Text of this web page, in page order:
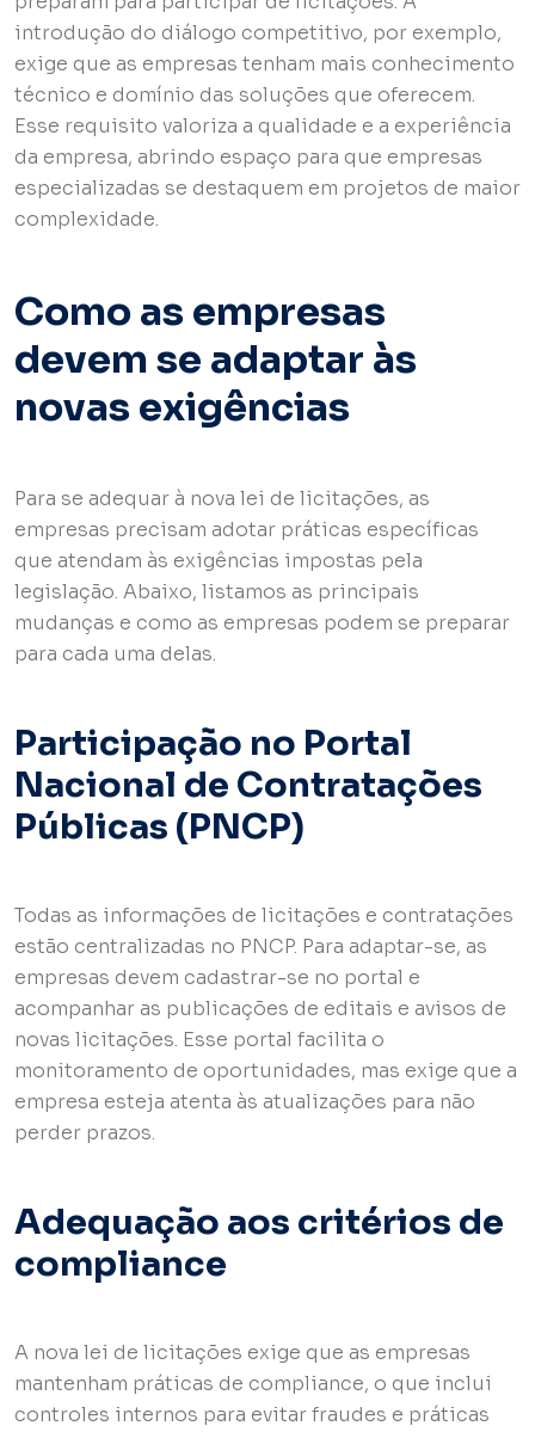
introdução do diálogo competitivo, por exemplo,
exige que as empresas tenham mais conhecimento
técnico e domínio das soluções que oferecem.
Esse requisito valoriza a qualidade e a experiência
da empresa, abrindo espaço para que empresas
especializadas se destaquem em projetos de maior
complexidade.
Como as empresas
devem se adaptar às
novas exigências
Para se adequar à nova lei de licitações, as
empresas precisam adotar práticas específicas
que atendam às exigências impostas pela
legislação. Abaixo, listamos as principais
mudanças e como as empresas podem se preparar
para cada uma delas.
Participação no Portal
Nacional de Contratações
Públicas (PNCP)
Todas as informações de licitações e contratações
estão centralizadas no PNCP. Para adaptar-se, as
empresas devem cadastrar-se no portal e
acompanhar as publicações de editais e avisos de
novas licitações. Esse portal facilita o
monitoramento de oportunidades, mas exige que a
empresa esteja atenta às atualizações para não
perder prazos.
Adequação aos critérios de
compliance
A nova lei de licitações exige que as empresas
mantenham práticas de compliance, o que inclui
controles internos para evitar fraudes e práticas